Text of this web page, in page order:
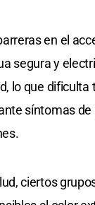
en el
segura y
lo que dificulta
síntomas de
ciertos